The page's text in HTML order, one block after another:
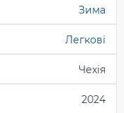
Зима
Легкові
Чехія
2024